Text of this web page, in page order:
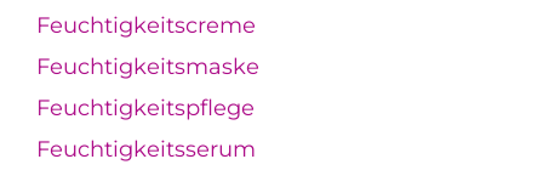
Feuchtigkeitscreme
Feuchtigkeitsmaske
Feuchtigkeitspflege
Feuchtigkeitsserum